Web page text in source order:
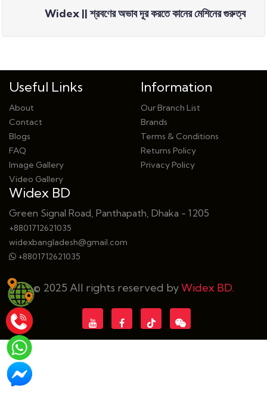
Widex || শ্রবণের অভাব দূর করতে কানের মেশিনের গুরুত্ব
Useful Links
About
Contact
Blogs
FAQ
Image Gallery
Video Gallery
Information
Our Branch List
Brands
Terms & Conditions
Returns Policy
Privacy Policy
Widex BD
Green Signal Road, Panthapath, Dhaka - 1205
+8801712621035
widexbangladesh@gmail.com
+8801712621035
© 2025 All rights reserved byWidex BD.